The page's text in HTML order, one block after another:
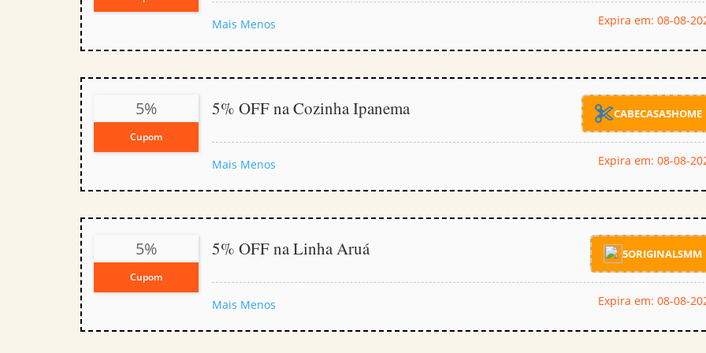
Mais Menos Expira em: 08-08-
5%
Cupom
5% OFF na Cozinha Ipanema CABECASA5HOME
Mais Menos Expira em: 08-08-
5%
Cupom
5% OFF na Linha Aruá 5ORIGINALSMM
Mais Menos Expira em: 08-08-